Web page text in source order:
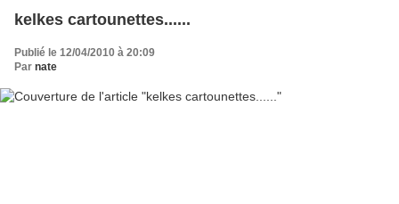
kelkes cartounettes......
Publié le 12/04/2010 à 20:09
Par nate